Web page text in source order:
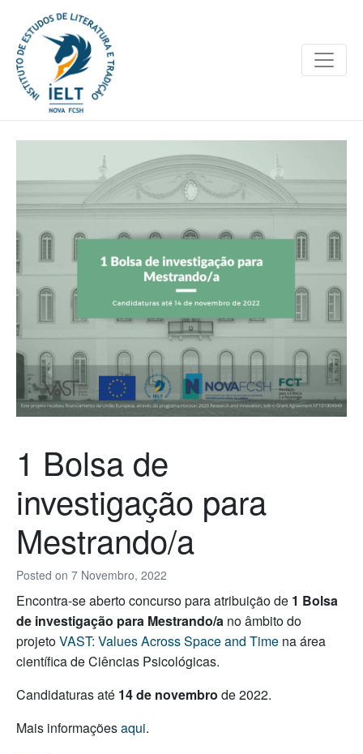
Posted on 7 Novembro, 2022
1 Bolsa de
investigação para
Mestrando/a
Encontra-se aberto concurso para atribuição de 1 Bolsa
de investigação para Mestrando/a no âmbito do
projetoVAST: Values Across Space and Time na área
científica de Ciências Psicológicas.
Candidaturas até 14 de novembro de 2022.
Mais informaçõesaqui.